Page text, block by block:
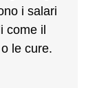
i salari
come il
le cure.